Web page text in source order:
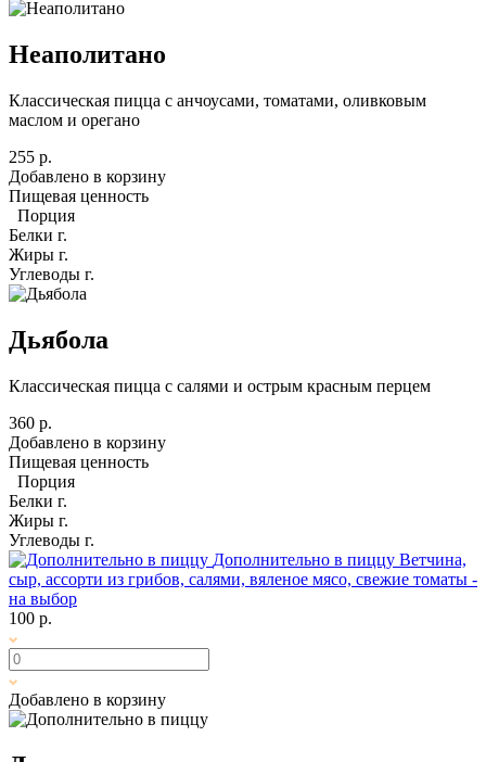
Неаполитано
Классическая пицца с анчоусами, томатами, оливковым
маслом и орегано
255 р.
Добавлено в корзину
Пищевая ценность
Порция
Белки г.
Жиры г.
Углеводы г.
Дьябола
Классическая пицца с салями и острым красным перцем
360 р.
Добавлено в корзину
Пищевая ценность
Порция
Белки г.
Жиры г.
Углеводы г.
Дополнительно в пиццу Ветчина,
сыр, ассорти из грибов, салями, вяленое мясо, свежие томаты -
на выбор
100 р.
Добавлено в корзину